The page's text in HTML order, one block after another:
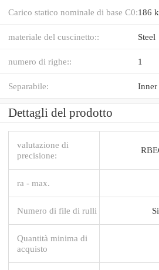
Carico statico nominale di base C0:186
materiale del cuscinetto:: Steel
numero di righe:: 1
Separabile: Inner
Dettagli del prodotto
valutazione di
precisione:
ra - max.
Numero di file di rulli
Quantità minima di
acquisto